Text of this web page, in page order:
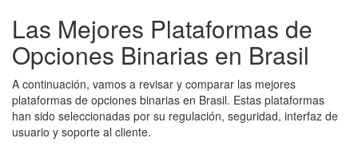
Las Mejores Plataformas de
Opciones Binarias en Brasil
A continuación, vamos a revisar y comparar las mejores
plataformas de opciones binarias en Brasil. Estas plataformas
han sido seleccionadas por su regulación, seguridad, interfaz de
usuario y soporte al cliente.